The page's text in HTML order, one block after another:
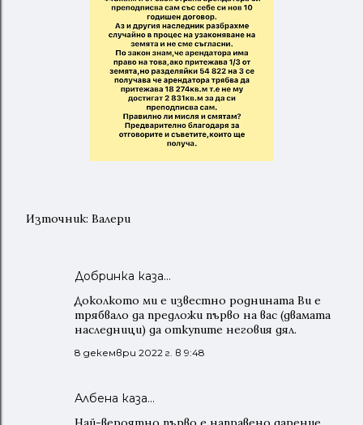
Източник: Валери
Добринка каза…
Доколкото ми е известно роднината Ви е
трябвало да предложи първо на вас (двамата
наследници) да откупите неговия дял.
8 декември 2022 г. в 9:48
Албена каза…